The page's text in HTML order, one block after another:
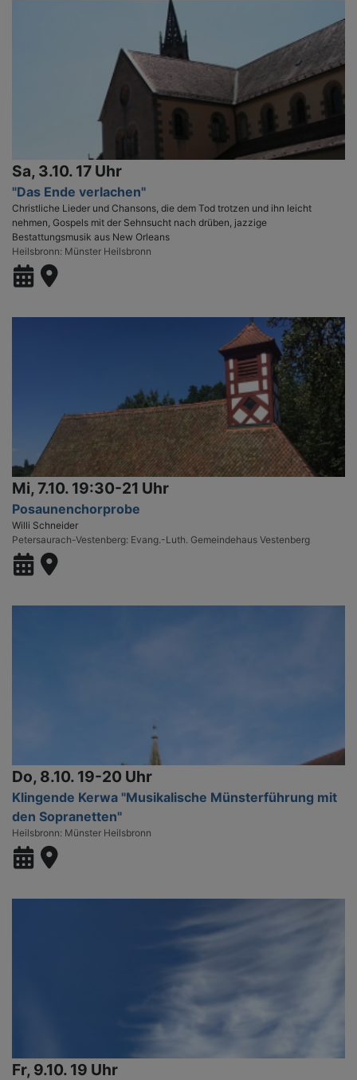
Sa, 3.10. 17 Uhr
"Das Ende verlachen"
Christliche Lieder und Chansons, die dem Tod trotzen und ihn leicht
nehmen, Gospels mit der Sehnsucht nach drüben, jazzige
Bestattungsmusik aus New Orleans
Heilsbronn Münster Heilsbronn
Mi, 7.10. 19:30-21 Uhr
Posaunenchorprobe
Willi Schneider
Petersaurach-Vestenberg Evang.-Luth. Gemeindehaus Vestenberg
Do, 8.10. 19-20 Uhr
Klingende Kerwa "Musikalische Münsterführung mit
den Sopranetten"
Heilsbronn Münster Heilsbronn
Fr, 9.10. 19 Uhr